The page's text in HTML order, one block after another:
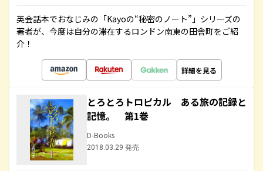
英会話本でおなじみの「Kayoの“秘密のノート”」シリーズの
著者が、今度は自分の滞在するロンドン南東の田舎町をご紹
介！
詳細を見る
とろとろトロピカル ある旅の記録と
記憶。 第1巻
D-Books
2018.03.29 発売